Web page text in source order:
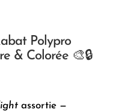
Polypro
& Colorée 🎨🔒
assortie —